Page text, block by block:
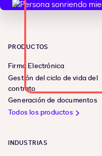
PRODUCTOS
Firma Electrónica
Gestión del ciclo de vida del
contrato
Generación de documentos
Todos los productos
INDUSTRIAS